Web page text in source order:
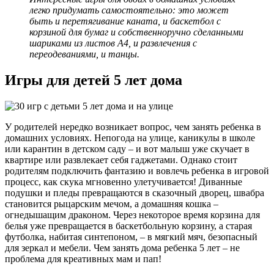
легко придумать самостоятельно: это может
быть и перетягивание каната, и баскетбол с
корзиной для бумаг и собственноручно сделанными
шариками из листов А4, и развлечения с
переодеваниями, и танцы.
Игры для детей 5 лет дома
У родителей нередко возникает вопрос, чем занять ребенка в
домашних условиях. Непогода на улице, каникулы в школе
или карантин в детском саду – и вот малыш уже скучает в
квартире или развлекает себя гаджетами. Однако стоит
родителям подключить фантазию и вовлечь ребенка в игровой
процесс, как скука мгновенно улетучивается! Диванные
подушки и пледы превращаются в сказочный дворец, швабра
становится рыцарским мечом, а домашняя кошка –
огнедышащим драконом. Через некоторое время корзина для
белья уже превращается в баскетбольную корзину, а старая
футболка, набитая синтепоном, – в мягкий мяч, безопасный
для зеркал и мебели. Чем занять дома ребенка 5 лет – не
проблема для креативных мам и пап!